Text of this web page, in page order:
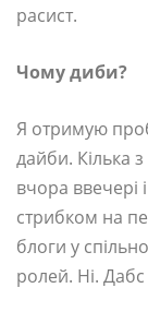
расист.
Чому диби?
Я отримую
дайби. Кілька
вчора ввечері
стрибком на
блоги у
ролей. Ні.